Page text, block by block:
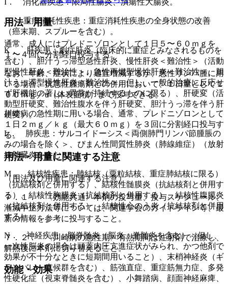
I． 消化器疾患：限局性腸炎、潰瘍性大腸炎。
J． 重症消耗性疾患：重症消耗性疾患の全身状態の改善
（癌末期、スプルーを含む）。
K． 肝疾患：劇症肝炎（臨床的に重症とみなされるものを
含む）、胆汁うっ滞型急性肝炎、慢性肝炎＜難治性＞（活動
型慢性肝炎＜難治性＞、急性再燃型慢性肝炎＜難治性＞、胆
汁うっ滞型慢性肝炎＜難治性＞、但し、一般的治療に反応せ
ず肝機能の著しい異常が持続するものに限る）、肝硬変（活
動型肝硬変、難治性腹水を伴う肝硬変、胆汁うっ滞を伴う肝
硬変）。
L． 肺疾患：サルコイドーシス＜両側肺門リンパ節腫脹の
みの場合を除く＞、びまん性間質性肺炎（肺線維症）（放射
線肺臓炎を含む）。
M． 結核性疾患：肺結核（粟粒結核、重症肺結核に限る）
（抗結核剤と併用する）、結核性髄膜炎（抗結核剤と併用す
る）、結核性胸膜炎（抗結核剤と併用する）、結核性腹膜炎
（抗結核剤と併用する）、結核性心のう炎（抗結核剤と併用
する）。
N． 神経疾患：脳脊髄炎（脳炎、脊髄炎を含む）（但し、
一次性脳炎の場合は頭蓋内圧亢進症状がみられ、かつ他剤で
効果が不十分なときに短期間用いること）、末梢神経炎（ギ
ランバレー症候群を含む）、筋強直症、重症筋無力症、多発
性硬化症（視束脊髄炎を含む）、小舞踏病、顔面神経麻痺、
用法・用量
通常、成人にはプレドニゾロンとして１日５〜６０ｍｇを
１〜４回に分割経口投与する。
なお、年齢、症状により適宜増減するが、悪性リンパ腫に用
いる場合、抗悪性腫瘍剤との併用において、１日量として１
００ｍｇ／u（体表面積）まで投与できる。
川崎病の急性期に用いる場合、通常、プレドニゾロンとして
１日２ｍｇ／ｋｇ（最大６０ｍｇ）を３回に分割経口投与す
る。
用法・用量に関連する注意
（用法及び用量に関連する注意）
７．１． 〈効能共通〉本剤の投与量、投与スケジュール、
漸減中止方法等については、関連学会のガイドライン等、最
新の情報を参考に投与すること。
７．２． 〈川崎病の急性期〉有熱期間は注射剤で治療し、
解熱後に本剤に切り替えること。
効能・効果